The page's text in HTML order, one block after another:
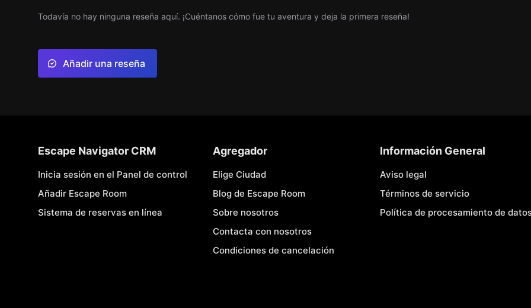
Todavía no hay ninguna reseña aquí. ¡Cuéntanos cómo fue tu aventura y deja la primera reseña!
Añadir una reseña
Escape Navigator CRM
Inicia sesión en el Panel de control
Añadir Escape Room
Sistema de reservas en línea
Agregador
Elige Ciudad
Blog de Escape Room
Sobre nosotros
Contacta con nosotros
Condiciones de cancelación
Información General
Aviso legal
Términos de servicio
Política de procesamiento de